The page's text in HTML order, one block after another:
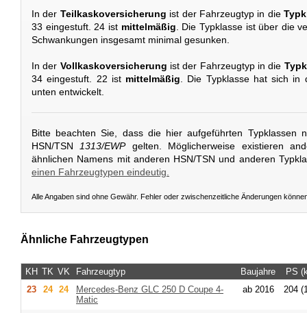
In der Teilkaskoversicherung ist der Fahrzeugtyp in die
33 eingestuft. 24 ist mittelmäßig . Die Typklasse ist über die
Schwankungen insgesamt minimal gesunken.
In der Vollkaskoversicherung ist der Fahrzeugtyp in die
34 eingestuft. 22 ist mittelmäßig. Die Typklasse hat sich in
unten entwickelt.
Bitte beachten Sie, dass die hier aufgeführten Typklassen
HSN/TSN
1313/EWPgelten. Möglicherweise existieren
ähnlichen Namens mit anderen HSN/TSN und anderen
einen Fahrzeugtypen eindeutig.
Alle Angaben sind ohne Gewähr. Fehler oder zwischenzeitliche Änderungen
Ähnliche Fahrzeugtypen
KH TK VK Fahrzeugtyp Baujahre
PS
23
24 24 Mercedes-Benz GLC 250 D Coupe 4-
Matic
ab 2016 204